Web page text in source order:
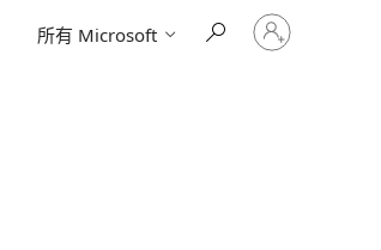
所有 Microsoft
登
入